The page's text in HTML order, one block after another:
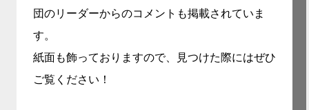
団のリーダーからのコメントも掲載されていま
す。
紙面も飾っておりますので、見つけた際にはぜひ
ご覧ください！